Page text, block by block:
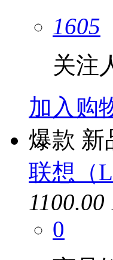
1605
关注
加入购
爆款 新
联想（
1100.00
0